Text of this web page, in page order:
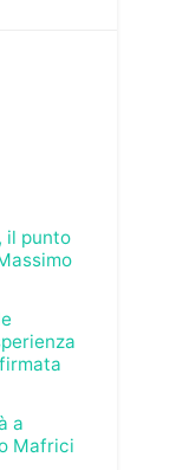
il punto
a
Mafrici